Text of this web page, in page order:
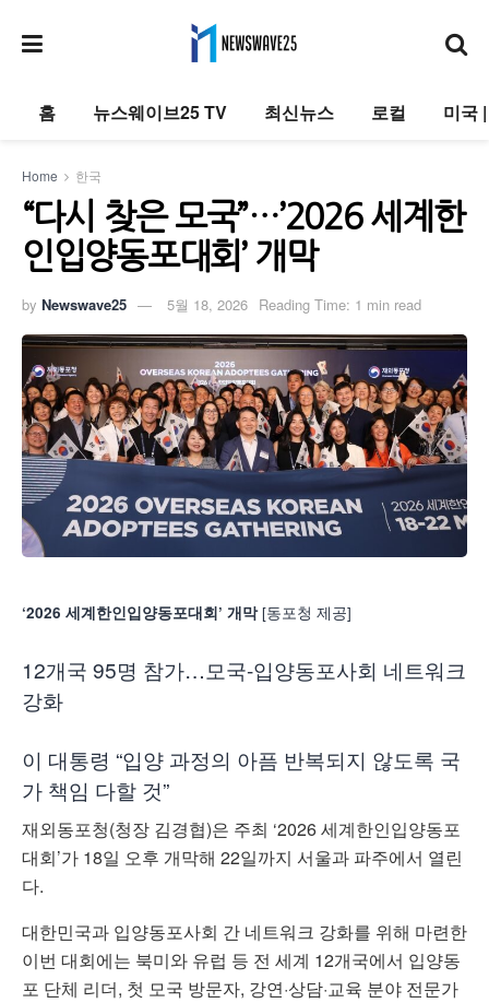
홈 뉴스웨이브25 TV 최신뉴스 로컬 미국
Home 한국
“다시 찾은 모국”…’2026 세계한
인입양동포대회’ 개막
by Newswave25 5월 18, 2026 Reading Time: 1 min read
‘2026 세계한인입양동포대회’ 개막[동포청 제공]
12개국 95명 참가…모국-입양동포사회 네트워크
강화
이 대통령 “입양 과정의 아픔 반복되지 않도록 국
가 책임 다할 것”
재외동포청(청장 김경협)은 주최 ‘2026 세계한인입양동포
대회’가 18일 오후 개막해 22일까지 서울과 파주에서 열린
다.
대한민국과 입양동포사회 간 네트워크 강화를 위해 마련한
이번 대회에는 북미와 유럽 등 전 세계 12개국에서 입양동
포 단체 리더, 첫 모국 방문자, 강연·상담·교육 분야 전문가